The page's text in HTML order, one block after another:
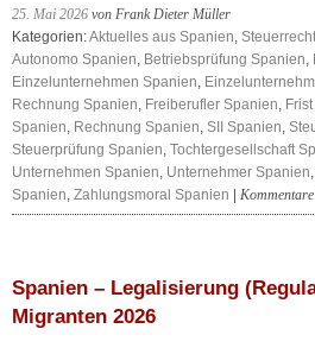
25. Mai 2026 von Frank Dieter Müller
Kategorien:Aktuelles aus Spanien,
Autonomo Spanien, Betriebsprüfung Spanien,
Einzelunternehmen Spanien,
Rechnung Spanien, Freiberufler Spanien,
Spanien, Rechnung Spanien, SII Spanien,
Steuerprüfung Spanien, Tochtergesellschaft
Unternehmen Spanien, Unternehmer Spanien,
Spanien, Zahlungsmoral Spanien
Spanien – Legalisierung
Migranten 2026